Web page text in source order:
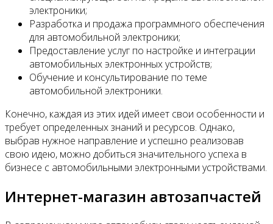
электроники;
Разработка и продажа программного обеспечения
для автомобильной электроники;
Предоставление услуг по настройке и интеграции
автомобильных электронных устройств;
Обучение и консультирование по теме
автомобильной электроники.
Конечно, каждая из этих идей имеет свои особенности и
требует определенных знаний и ресурсов. Однако,
выбрав нужное направление и успешно реализовав
свою идею, можно добиться значительного успеха в
бизнесе с автомобильными электронными устройствами.
Интернет-магазин автозапчастей